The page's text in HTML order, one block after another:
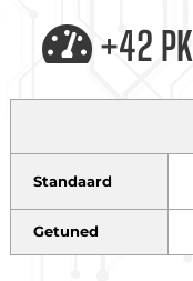
+42 PK
Standaard
Getuned